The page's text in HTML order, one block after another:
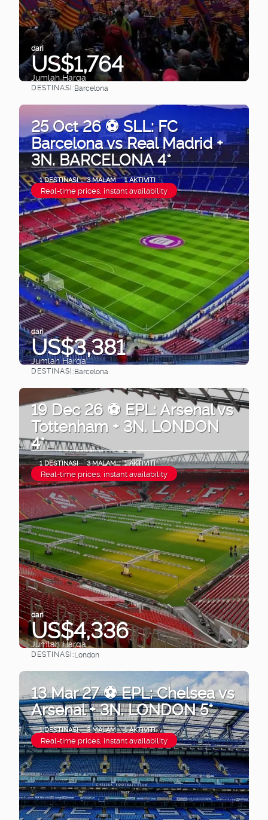
dari
US$1,764
Jumlah Harga
DESTINASI:Barcelona
25 Oct 26 ⚽ SLL: FC
Barcelona vs Real Madrid +
3N. BARCELONA 4*
1 DESTINASI 3 MALAM 1 AKTIVITI
Real-time prices, instant availability
dari
US$3,381
Jumlah Harga
DESTINASI:Barcelona
19 Dec 26 ⚽ EPL: Arsenal vs
Tottenham + 3N. LONDON
4*
1 DESTINASI 3 MALAM 1 AKTIVITI
Real-time prices, instant availability
dari
US$4,336
Jumlah Harga
DESTINASI:London
13 Mar 27 ⚽ EPL: Chelsea vs
Arsenal + 3N. LONDON 5*
1 DESTINASI 3 MALAM 1 AKTIVITI
Real-time prices, instant availability